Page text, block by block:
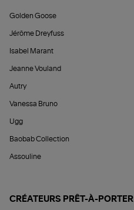
Golden Goose
Jérôme Dreyfuss
Isabel Marant
Jeanne Vouland
Autry
Vanessa Bruno
Ugg
Baobab Collection
Assouline
CRÉATEURS PRÊT-À-PORTER